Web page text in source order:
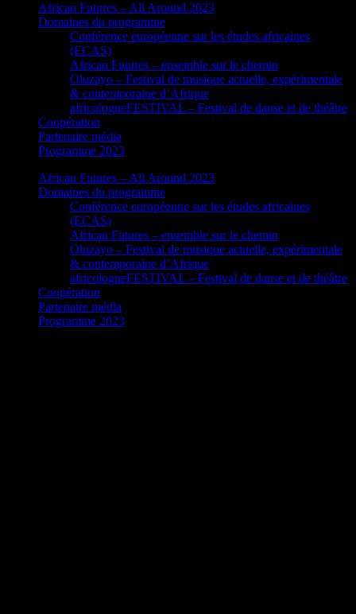
African Futures – All Around 2023
Domaines du programme
Conférence européenne sur les études africaines
(ECAS)
African Futures – ensemble sur le chemin
Oluzayo – Festival de musique actuelle, expérimentale
& contemporaine d’Afrique
africologneFESTIVAL – Festival de danse et de théâtre
Coopération
Partenaire média
Programme 2023
African Futures – All Around 2023
Domaines du programme
Conférence européenne sur les études africaines
(ECAS)
African Futures – ensemble sur le chemin
Oluzayo – Festival de musique actuelle, expérimentale
& contemporaine d’Afrique
africologneFESTIVAL – Festival de danse et de théâtre
Coopération
Partenaire média
Programme 2023